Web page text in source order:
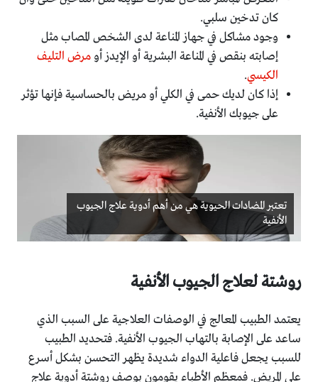
كان تدخين سلبي.
وجود مشاكل في جهاز المناعة لدى الشخص المصاب مثل
إصابته بنقص في المناعة البشرية أو الإيدز أو مرض التليف
الكيسي.
إذا كان لديك حمى في الكلي أو مريض بالحساسية فإنها تؤثر
على جيوبك الأنفية.
تعتبر المضادات الحيوية هي من أهم أدوية علاج الجيوب
الأنفية
روشتة لعلاج الجيوب الأنفية
يعتمد الطبيب المعالج في الوصفات العلاجية على السبب الذي
ساعد على الإصابة بالتهاب الجيوب الأنفية. فتحديد الطبيب
للسبب يجعل فاعلية الدواء شديدة يظهر التحسن بشكل أسرع
على المريض. فمعظم الأطباء يقومون بوصف روشتة أدوية علاج